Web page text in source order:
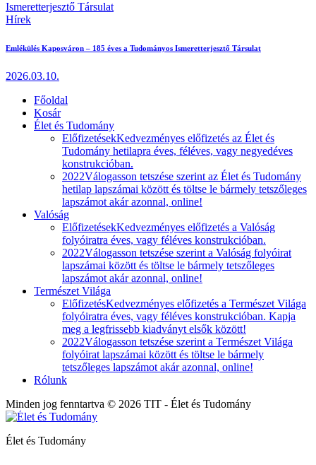
Hírek
Emlékülés Kaposváron – 185 éves a Tudományos Ismeretterjesztő Társulat
2026.03.10.
Főoldal
Kosár
Élet és Tudomány
ElőfizetésekKedvezményes előfizetés az Élet és
Tudomány hetilapra éves, féléves, vagy negyedéves
konstrukcióban.
2022Válogasson tetszése szerint az Élet és Tudomány
hetilap lapszámai között és töltse le bármely tetszőleges
lapszámot akár azonnal, online!
Valóság
ElőfizetésekKedvezményes előfizetés a Valóság
folyóiratra éves, vagy féléves konstrukcióban.
2022Válogasson tetszése szerint a Valóság folyóirat
lapszámai között és töltse le bármely tetszőleges
lapszámot akár azonnal, online!
Természet Világa
ElőfizetésKedvezményes előfizetés a Természet Világa
folyóiratra éves, vagy féléves konstrukcióban. Kapja
meg a legfrissebb kiadványt elsők között!
2022Válogasson tetszése szerint a Természet Világa
folyóirat lapszámai között és töltse le bármely
tetszőleges lapszámot akár azonnal, online!
Rólunk
Minden jog fenntartva © 2026 TIT - Élet és Tudomány
Élet és Tudomány